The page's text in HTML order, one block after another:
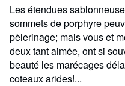
Les étendues
sommets de porphyre
pèlerinage; mais vous et
deux tant aimée, ont si
beauté les marécages
coteaux arides!...